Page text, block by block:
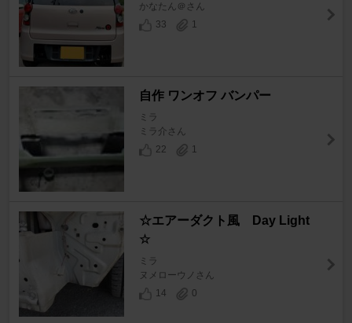
かなたん＠さん
33
1
自作 ワンオフ バンパー
ミラ
ミラ介さん
22
1
☆エアーダクト風 Day Light
☆
ミラ
ヌメローウノさん
14
0